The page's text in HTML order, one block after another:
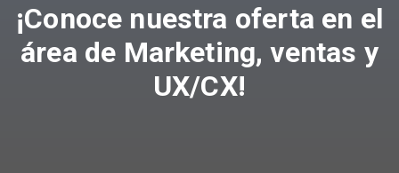
¡Conoce nuestra oferta en el
área de Marketing, ventas y
UX/CX!